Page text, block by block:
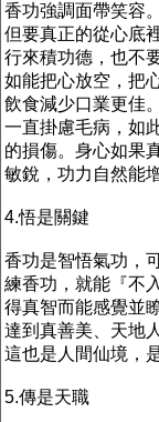
香功強調面帶笑容
但要真正的從心底
行來積功德，也不
如能把心放空，把
飲食減少口業更佳
一直掛慮毛病，如
的損傷。身心如果
敏銳，功力自然能
4.悟是關鍵
香功是智悟氣功，
練香功，就能『不
得真智而能感覺並
達到真善美、天地
這也是人間仙境，
5.傳是天職